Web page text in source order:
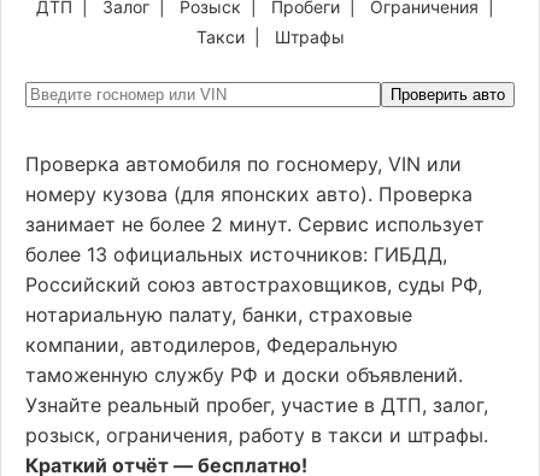
ДТП Залог Розыск Пробеги Ограничения
Такси| Штрафы
Проверить авто
Проверка автомобиля по госномеру, VIN или
номеру кузова (для японских авто). Проверка
занимает не более 2 минут. Сервис использует
более 13 официальных источников: ГИБДД,
Российский союз автостраховщиков, суды РФ,
нотариальную палату, банки, страховые
компании, автодилеров, Федеральную
таможенную службу РФ и доски объявлений.
Узнайте реальный пробег, участие в ДТП, залог,
розыск, ограничения, работу в такси и штрафы.
Краткий отчёт — бесплатно!